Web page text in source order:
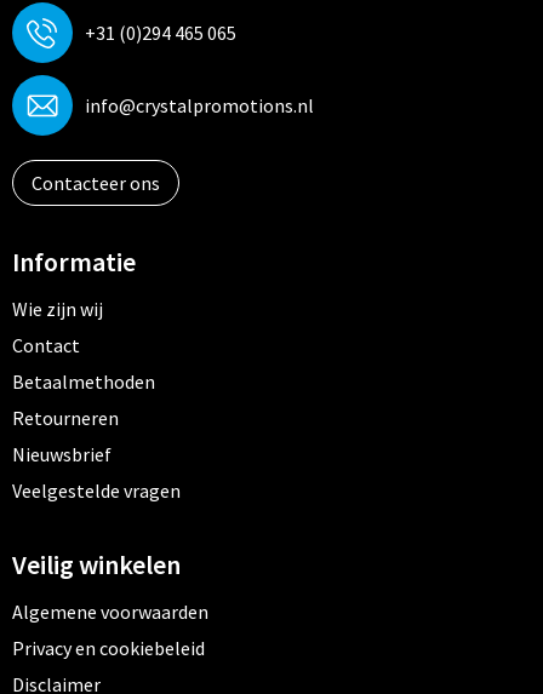
+31 (0)294 465 065
info@crystalpromotions.nl
Contacteer ons
Informatie
Wie zijn wij
Contact
Betaalmethoden
Retourneren
Nieuwsbrief
Veelgestelde vragen
Veilig winkelen
Algemene voorwaarden
Privacy en cookiebeleid
Disclaimer